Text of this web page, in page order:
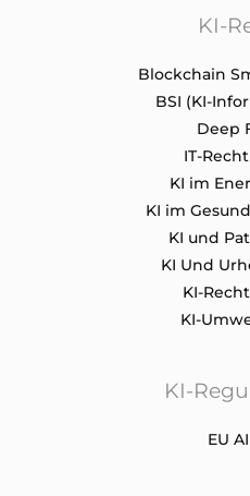
KI-
Blockchain
BSI (KI-
Deep
IT-
KI im
KI im
KI und
KI Und
KI-
KI-
KI-
EU